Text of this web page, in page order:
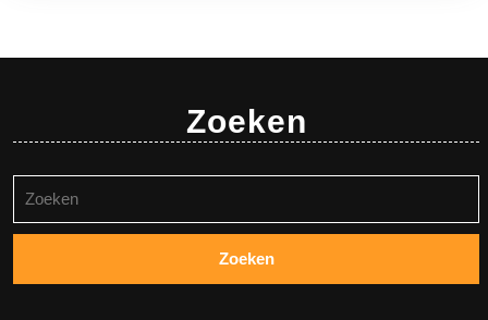
Zoeken
naar: